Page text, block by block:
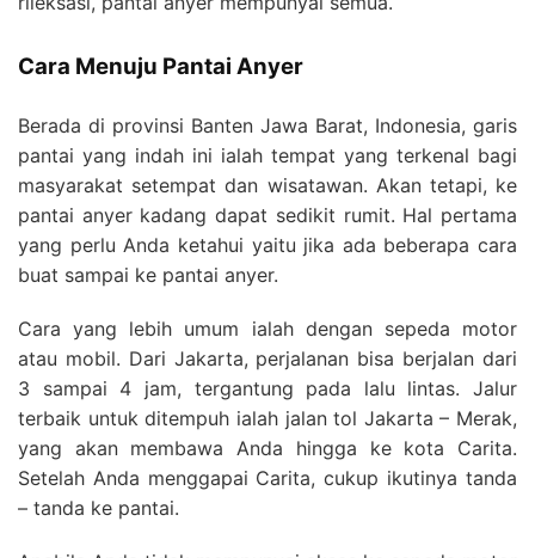
Cara Menuju Pantai Anyer
Berada di provinsi Banten Jawa Barat, Indonesia, garis
pantai yang indah ini ialah tempat yang terkenal bagi
masyarakat setempat dan wisatawan. Akan tetapi, ke
pantai anyer kadang dapat sedikit rumit. Hal pertama
yang perlu Anda ketahui yaitu jika ada beberapa cara
buat sampai ke pantai anyer.
Cara yang lebih umum ialah dengan sepeda motor
atau mobil. Dari Jakarta, perjalanan bisa berjalan dari
3 sampai 4 jam, tergantung pada lalu lintas. Jalur
terbaik untuk ditempuh ialah jalan tol Jakarta – Merak,
yang akan membawa Anda hingga ke kota Carita.
Setelah Anda menggapai Carita, cukup ikutinya tanda
– tanda ke pantai.